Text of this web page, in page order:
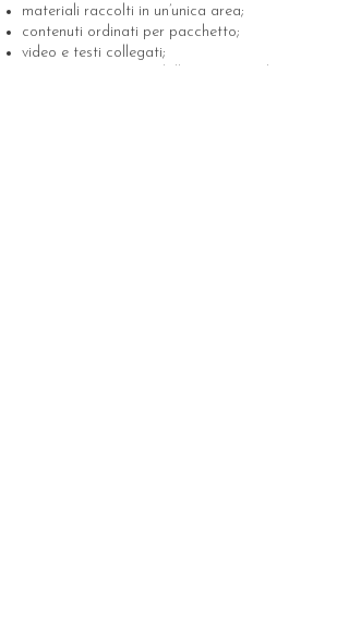
materiali raccolti in un’unica area;
contenuti ordinati per pacchetto;
video e testi collegati;